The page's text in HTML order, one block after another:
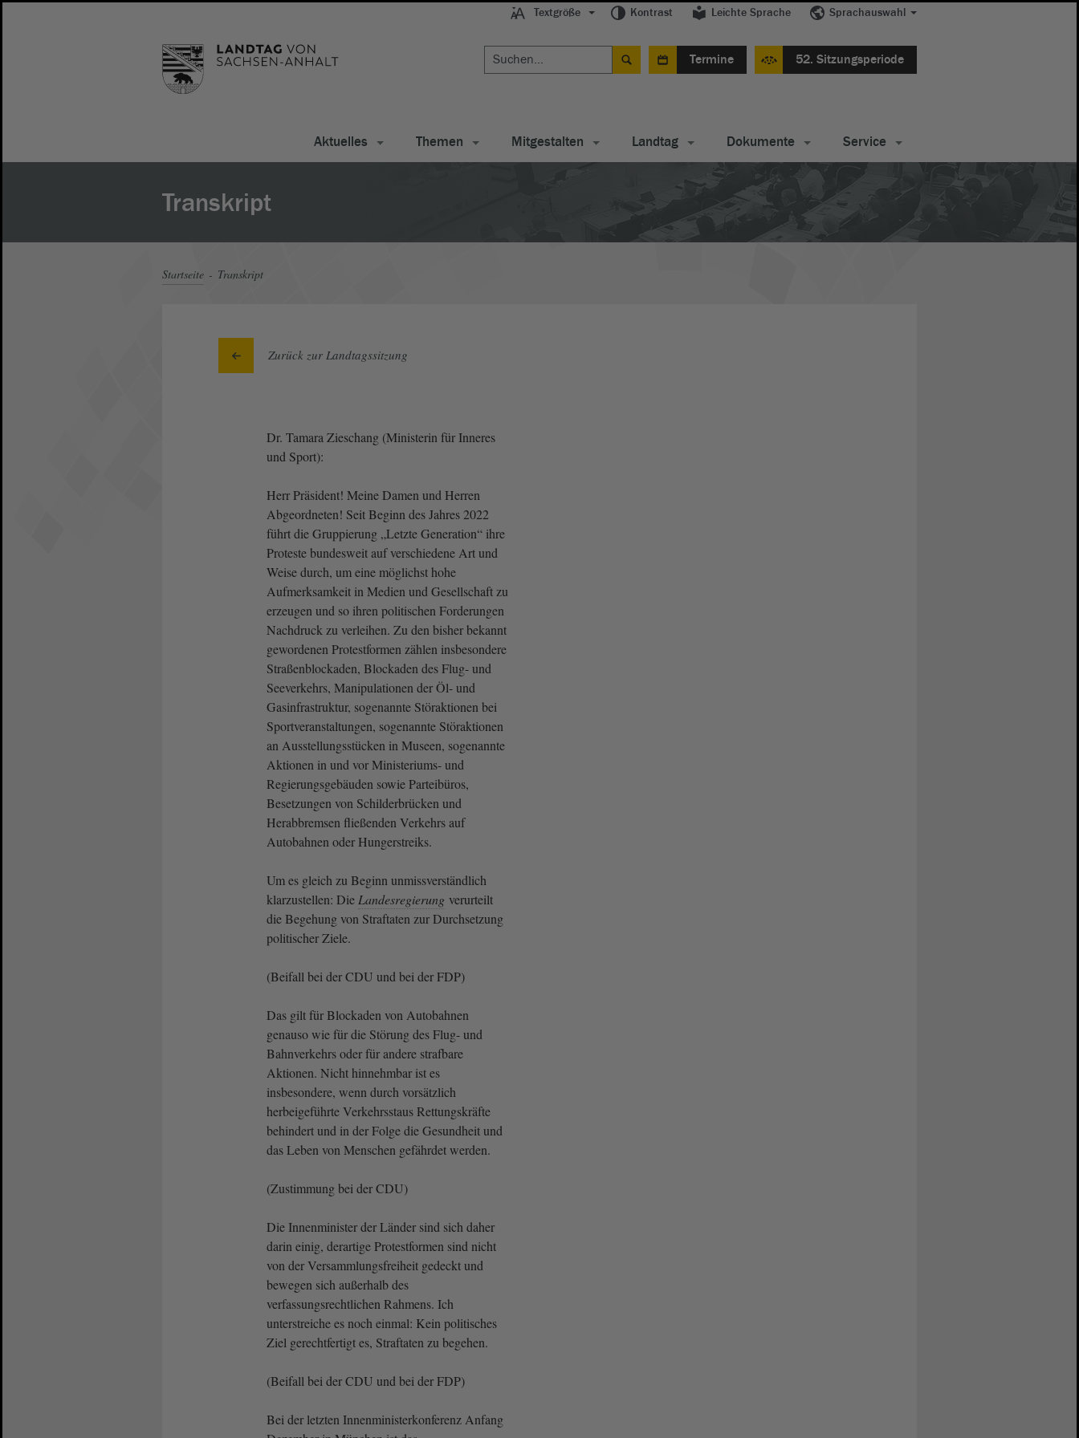
Textgröße Kontrast Leichte Sprache Sprachauswahl
Termine 52. Sitzungsperiode
Aktuelles Themen Mitgestalten Landtag Dokumente Service
Transkript
Startseite Transkript
Zurück zur Landtagssitzung
Dr. Tamara Zieschang (Ministerin für Inneres
und Sport):
Herr Präsident! Meine Damen und Herren
Abgeordneten! Seit Beginn des Jahres 2022
führt die Gruppierung „Letzte Generation“ ihre
Proteste bundesweit auf verschiedene Art und
Weise durch, um eine möglichst hohe
Aufmerksamkeit in Medien und Gesellschaft zu
erzeugen und so ihren politischen Forderungen
Nachdruck zu verleihen. Zu den bisher bekannt
gewordenen Protestformen zählen insbesondere
Straßenblockaden, Blockaden des Flug- und
Seeverkehrs, Manipulationen der Öl- und
Gasinfrastruktur, sogenannte Störaktionen bei
Sportveranstaltungen, sogenannte Störaktionen
an Ausstellungsstücken in Museen, sogenannte
Aktionen in und vor Ministeriums- und
Regierungsgebäuden sowie Parteibüros,
Besetzungen von Schilderbrücken und
Herabbremsen fließenden Verkehrs auf
Autobahnen oder Hungerstreiks.
Um es gleich zu Beginn unmissverständlich
klarzustellen: Die Landesregierung verurteilt
die Begehung von Straftaten zur Durchsetzung
politischer Ziele.
(Beifall bei der CDU und bei der FDP)
Das gilt für Blockaden von Autobahnen
genauso wie für die Störung des Flug- und
Bahnverkehrs oder für andere strafbare
Aktionen. Nicht hinnehmbar ist es
insbesondere, wenn durch vorsätzlich
herbeigeführte Verkehrsstaus Rettungskräfte
behindert und in der Folge die Gesundheit und
das Leben von Menschen gefährdet werden.
(Zustimmung bei der CDU)
Die Innenminister der Länder sind sich daher
darin einig, derartige Protestformen sind nicht
von der Versammlungsfreiheit gedeckt und
bewegen sich außerhalb des
verfassungsrechtlichen Rahmens. Ich
unterstreiche es noch einmal: Kein politisches
Ziel gerechtfertigt es, Straftaten zu begehen.
(Beifall bei der CDU und bei der FDP)
Bei der letzten Innenministerkonferenz Anfang